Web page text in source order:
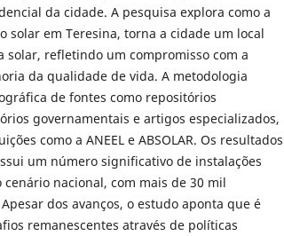
da cidade. A pesquisa explora como a
solar em Teresina, torna a cidade um local
solar, refletindo um compromisso com a
da qualidade de vida. A metodologia
de fontes como repositórios
governamentais e artigos especializados,
como a ANEEL e ABSOLAR. Os resultados
um número significativo de instalações
nacional, com mais de 30 mil
dos avanços, o estudo aponta que é
remanescentes através de políticas